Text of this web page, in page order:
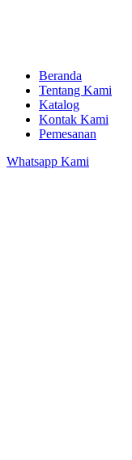
Beranda
Tentang Kami
Katalog
Kontak Kami
Pemesanan
Whatsapp Kami